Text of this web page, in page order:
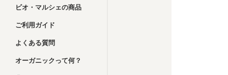
ビオ・マルシェの商品
ご利用ガイド
よくある質問
オーガニックって何？